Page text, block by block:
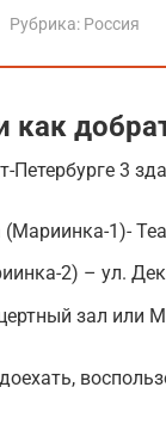
Рубрика: Россия
как
Петербурге 3
(Мариинка-1)-
2) – ул.
зал или